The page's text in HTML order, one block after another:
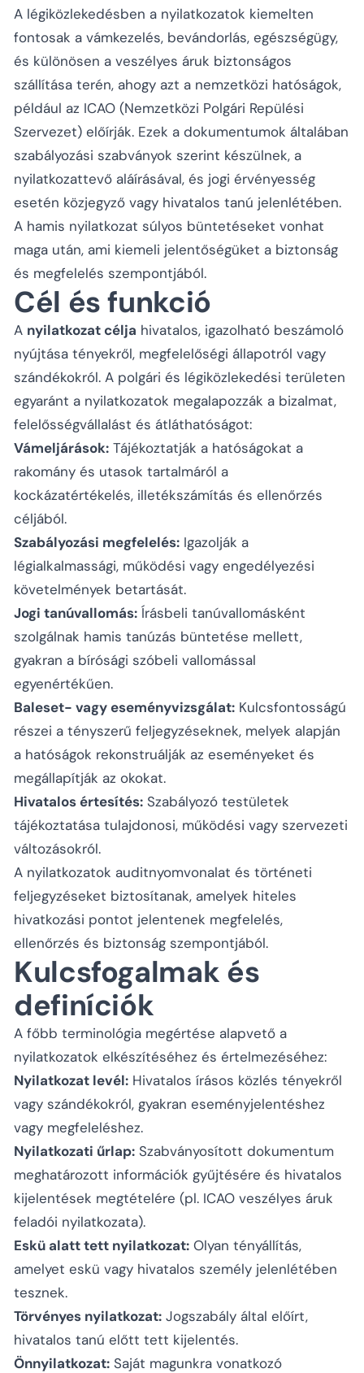
A légiközlekedésben a nyilatkozatok kiemelten
fontosak a vámkezelés, bevándorlás, egészségügy,
és különösen a veszélyes áruk biztonságos
szállítása terén, ahogy azt a nemzetközi hatóságok,
például az ICAO (Nemzetközi Polgári Repülési
Szervezet) előírják. Ezek a dokumentumok általában
szabályozási szabványok szerint készülnek, a
nyilatkozattevő aláírásával, és jogi érvényesség
esetén közjegyző vagy hivatalos tanú jelenlétében.
A hamis nyilatkozat súlyos büntetéseket vonhat
maga után, ami kiemeli jelentőségüket a biztonság
és megfelelés szempontjából.
Cél és funkció
A nyilatkozat célja hivatalos, igazolható beszámoló
nyújtása tényekről, megfelelőségi állapotról vagy
szándékokról. A polgári és légiközlekedési területen
egyaránt a nyilatkozatok megalapozzák a bizalmat,
felelősségvállalást és átláthatóságot:
Vámeljárások: Tájékoztatják a hatóságokat a
rakomány és utasok tartalmáról a
kockázatértékelés, illetékszámítás és ellenőrzés
céljából.
Szabályozási megfelelés: Igazolják a
légialkalmassági, működési vagy engedélyezési
követelmények betartását.
Jogi tanúvallomás: Írásbeli tanúvallomásként
szolgálnak hamis tanúzás büntetése mellett,
gyakran a bírósági szóbeli vallomással
egyenértékűen.
Baleset- vagy eseményvizsgálat: Kulcsfontosságú
részei a tényszerű feljegyzéseknek, melyek alapján
a hatóságok rekonstruálják az eseményeket és
megállapítják az okokat.
Hivatalos értesítés: Szabályozó testületek
tájékoztatása tulajdonosi, működési vagy szervezeti
változásokról.
A nyilatkozatok auditnyomvonalat és történeti
feljegyzéseket biztosítanak, amelyek hiteles
hivatkozási pontot jelentenek megfelelés,
ellenőrzés és biztonság szempontjából.
Kulcsfogalmak és
definíciók
A főbb terminológia megértése alapvető a
nyilatkozatok elkészítéséhez és értelmezéséhez:
Nyilatkozat levél: Hivatalos írásos közlés tényekről
vagy szándékokról, gyakran eseményjelentéshez
vagy megfeleléshez.
Nyilatkozati űrlap: Szabványosított dokumentum
meghatározott információk gyűjtésére és hivatalos
kijelentések megtételére (pl. ICAO veszélyes áruk
feladói nyilatkozata).
Eskü alatt tett nyilatkozat: Olyan tényállítás,
amelyet eskü vagy hivatalos személy jelenlétében
tesznek.
Törvényes nyilatkozat: Jogszabály által előírt,
hivatalos tanú előtt tett kijelentés.
Önnyilatkozat: Saját magunkra vonatkozó